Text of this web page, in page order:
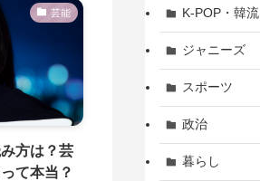
芸能
方は？芸
て本当？
K-POP・韓流
ジャニーズ
スポーツ
政治
暮らし